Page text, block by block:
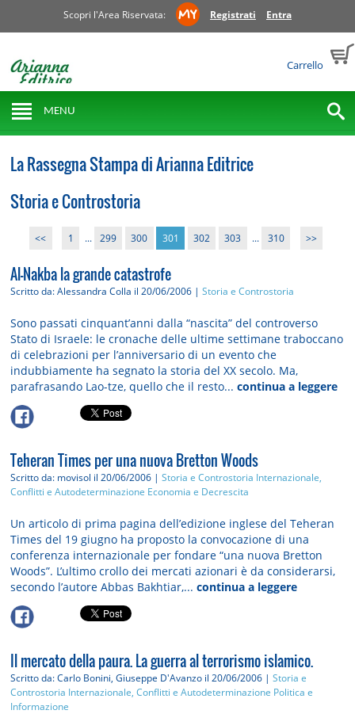
Scopri l'Area Riservata: Registrati Entra
Carrello
MENU
La Rassegna Stampa di Arianna Editrice
Storia e Controstoria
<< 1 ... 299 300 301 302 303 ... 310 >>
Al-Nakba la grande catastrofe
Scritto da: Alessandra Colla il 20/06/2006 |Storia e Controstoria
Sono passati cinquant’anni dalla “nascita” del controverso
Stato di Israele: le cronache delle ultime settimane traboccano
di celebrazioni per l’anniversario di un evento che
indubbiamente ha segnato la storia del XX secolo. Ma,
parafrasando Lao-tze, quello che il resto...continua a leggere
Teheran Times per una nuova Bretton Woods
Scritto da: movisol il 20/06/2006 |Storia e Controstoria Internazionale,
Conflitti e Autodeterminazione Economia e Decrescita
Un articolo di prima pagina dell’edizione inglese del Teheran
Times del 19 giugno ha proposto la convocazione di una
conferenza internazionale per fondare “una nuova Bretton
Woods”. L’ultimo crollo dei mercati azionari è da considerarsi,
secondo l’autore Abbas Bakhtiar,...continua a leggere
Il mercato della paura. La guerra al terrorismo islamico.
Scritto da: Carlo Bonini, Giuseppe D'Avanzo il 20/06/2006 |Storia e
Controstoria Internazionale, Conflitti e Autodeterminazione Politica e
Informazione